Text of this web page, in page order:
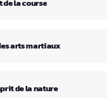
de la course
arts martiaux
de la nature